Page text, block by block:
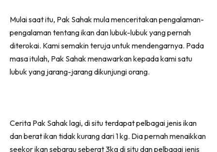
Mulai saat itu, Pak Sahak mula menceritakan pengalaman-
pengalaman tentang ikan dan lubuk-lubuk yang pernah
diterokai. Kami semakin teruja untuk mendengarnya. Pada
masa itulah, Pak Sahak menawarkan kepada kami satu
lubuk yang jarang-jarang dikunjungi orang.
Cerita Pak Sahak lagi, di situ terdapat pelbagai jenis ikan
dan berat ikan tidak kurang dari 1 kg. Dia pernah menaikkan
seekor ikan sebarau seberat 3kg di situ dan pelbagai jenis